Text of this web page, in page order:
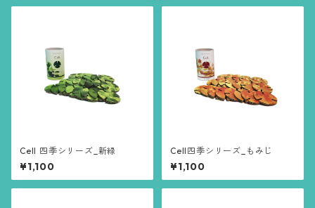
Cell 四季シリーズ_新緑
¥1,100
Cell四季シリーズ_もみじ
¥1,100